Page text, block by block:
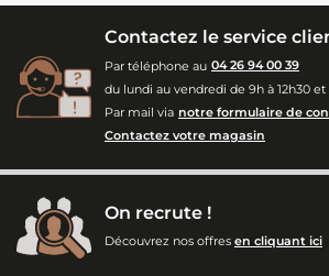
Contactez le service
Par téléphone au 04 26 94 00 39
du lundi au vendredi de 9h à 12h30 et
Par mail via notre formulaire de
Contactez votre magasin
On recrute !
Découvrez nos offres en cliquant ici